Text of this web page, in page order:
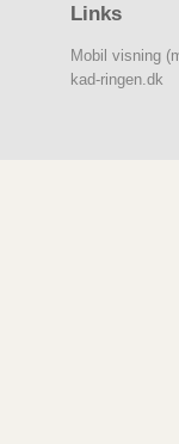
Links
Mobil visning
kad-ringen.dk